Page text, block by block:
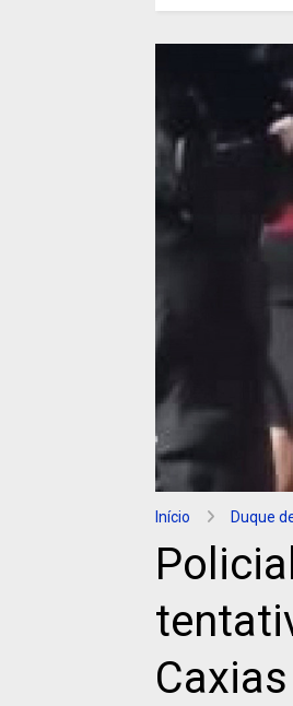
Início Duque
Caxias